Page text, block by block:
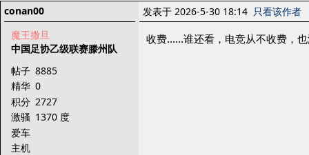
conan00
魔王撒旦
中国足协乙级联赛滕州队
帖子 8885
精华 0
积分 2727
激骚 1370 度
爱车
主机
发表于 2026-5-30 18:14 只看该作者
收费……谁还看，电竞从不收费，